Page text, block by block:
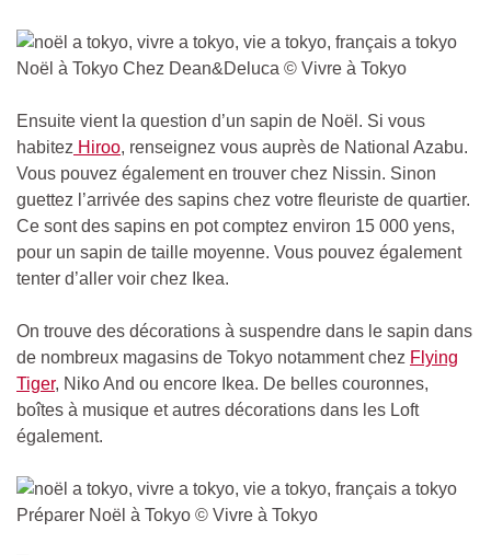
Noël à Tokyo Chez Dean&Deluca © Vivre à Tokyo
Ensuite vient la question d’un sapin de Noël. Si vous
habitez Hiroo, renseignez vous auprès de National Azabu.
Vous pouvez également en trouver chez Nissin. Sinon
guettez l’arrivée des sapins chez votre fleuriste de quartier.
Ce sont des sapins en pot comptez environ 15 000 yens,
pour un sapin de taille moyenne. Vous pouvez également
tenter d’aller voir chez Ikea.
On trouve des décorations à suspendre dans le sapin dans
de nombreux magasins de Tokyo notamment chez Flying
Tiger, Niko And ou encore Ikea. De belles couronnes,
boîtes à musique et autres décorations dans les Loft
également.
Préparer Noël à Tokyo © Vivre à Tokyo